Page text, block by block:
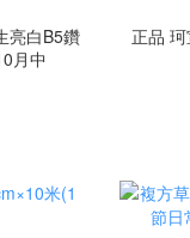
亮白B5鑽
月中
正品